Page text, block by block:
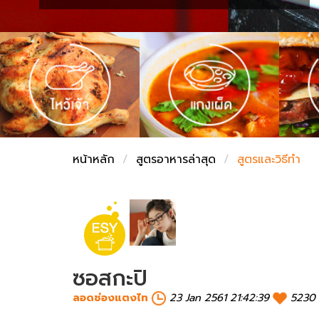
ชั่งตวงเนย
หน้าหลัก สูตรอาหารล่าสุด สูตรและวิธีทำ
ซอสกะปิ
ลอดช่องแตงไท 23 Jan 2561 21:42:39